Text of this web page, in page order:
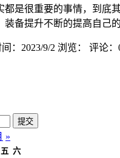
都是很重要的事情，到底
装备提升不断的提高自己
间：2023/9/2 浏览： 评论：
»
五 六